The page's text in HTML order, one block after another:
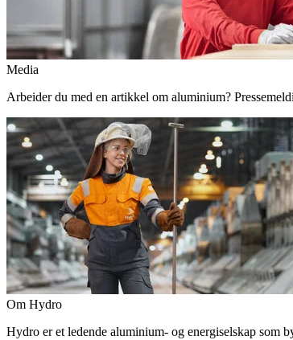
Media
Arbeider du med en artikkel om aluminium?
Om Hydro
Hydro er et ledende aluminium- og energiselskap som